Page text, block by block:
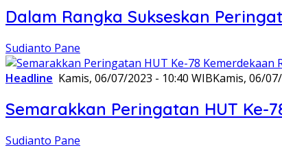
Dalam Rangka Sukseskan
Sudianto Pane
Headline Kamis, 06/07/2023 - 10:40 WIBKamis, 06/
Semarakkan Peringatan HUT Ke-
Sudianto Pane